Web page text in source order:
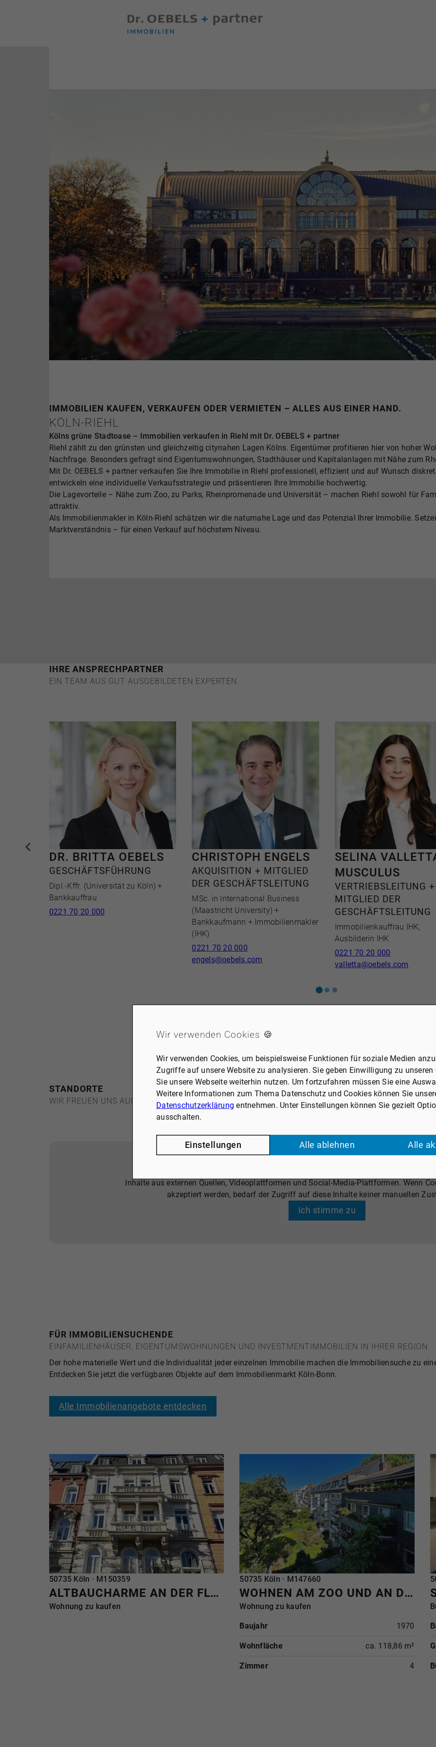
IMMOBILIEN KAUFEN, VERKAUFEN ODER VERMIETEN – ALLES AUS EINER HAND.
KÖLN-RIEHL
Kölns grüne Stadtoase – Immobilien verkaufen in Riehl mit Dr. OEBELS + partner
Riehl zählt zu den grünsten und gleichzeitig citynahen Lagen Kölns. Eigentümer profitieren hier von hoher
Nachfrage. Besonders gefragt sind Eigentumswohnungen, Stadthäuser und Kapitalanlagen mit Nähe zum
Mit Dr. OEBELS + partner verkaufen Sie Ihre Immobilie in Riehl professionell, effizient und auf Wunsch
entwickeln eine individuelle Verkaufsstrategie und präsentieren Ihre Immobilie hochwertig.
Die Lagevorteile – Nähe zum Zoo, zu Parks, Rheinpromenade und Universität – machen Riehl sowohl für
attraktiv.
Als Immobilienmakler in Köln-Riehl schätzen wir die naturnahe Lage und das Potenzial Ihrer Immobilie.
Marktverständnis – für einen Verkauf auf höchstem Niveau.
IHRE ANSPRECHPARTNER
EIN TEAM AUS GUT AUSGEBILDETEN EXPERTEN
DR. BRITTA OEBELS
GESCHÄFTSFÜHRUNG
Dipl.-Kffr. (Universität zu Köln) +
Bankkauffrau
0221 70 20 000
CHRISTOPH ENGELS
AKQUISITION + MITGLIED
DER GESCHÄFTSLEITUNG
MSc. in International Business
(Maastricht University) +
Bankkaufmann + Immobilienmakler
(IHK)
0221 70 20 000
engels@oebels.com
SELINA
MUSCULUS
VERTRIEBSLEITUNG +
MITGLIED DER
GESCHÄFTSLEITUNG
Immobilienkauffrau IHK,
Ausbilderin IHK
0221 70 20 000
valletta@oebels.com
STANDORTE
WIR FREUEN UNS AUF SIE!
Inhalte aus externen Quellen, Videoplattformen und Social-Media-Plattformen. Wenn
akzeptiert werden, bedarf der Zugriff auf diese Inhalte keiner manuellen
Ich stimme zu
FÜR IMMOBILIENSUCHENDE
EINFAMILIENHÄUSER, EIGENTUMSWOHNUNGEN UND INVESTMENTIMMOBILIEN IN IHRER REGION
Der hohe materielle Wert und die Individualität jeder einzelnen Immobilie machen die Immobiliensuche zu
Entdecken Sie jetzt die verfügbaren Objekte auf dem Immobilienmarkt Köln-Bonn.
Alle Immobilienangebote entdecken
REFERENZ
50735 Köln · M150359
ALTBAUCHARME AN DER FLORA
Wohnung zu kaufen
REFERENZ
50735 Köln · M147660
WOHNEN AM ZOO UND AN DER FLORA - RUHIGE WOHNLAGE MIT SONNENSTRASSE
Wohnung zu kaufen
Baujahr 1970
Wohnfläche ca. 118,86 m²
Zimmer 4
Wir verwenden Cookies 🍪
Wir verwenden Cookies, um beispielsweise Funktionen für soziale Medien
Zugriffe auf unsere Website zu analysieren. Sie geben Einwilligung zu unseren
Sie unsere Webseite weiterhin nutzen. Um fortzufahren müssen Sie eine
Weitere Informationen zum Thema Datenschutz und Cookies können Sie
Datenschutzerklärung entnehmen. Unter Einstellungen können Sie gezielt
ausschalten.
Einstellungen Alle ablehnen Alle